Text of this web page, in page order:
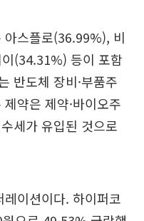
아스플로(36.99%), 비
(34.31%) 등이 포함
반도체 장비·부품주
약은 제약·바이오주
세가 유입된 것으로
이션이다. 하이퍼코